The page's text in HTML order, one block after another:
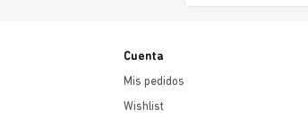
Cuenta
Mis pedidos
Wishlist